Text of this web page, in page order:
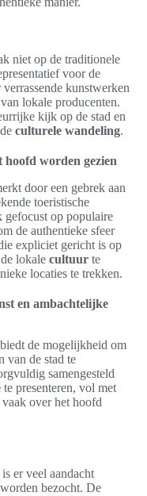
niet op de traditionele
voor de
kunstwerken
lokale producenten.
kijk op de stad en
culturele wandeling.
hoofd worden gezien
door een gebrek aan
toeristische
gefocust op populaire
de authentieke sfeer
expliciet gericht is op
lokale cultuur te
locaties te trekken.
en ambachtelijke
biedt de mogelijkheid om
van de stad te
samengesteld
te presenteren, vol met
over het hoofd
er veel aandacht
bezocht. De